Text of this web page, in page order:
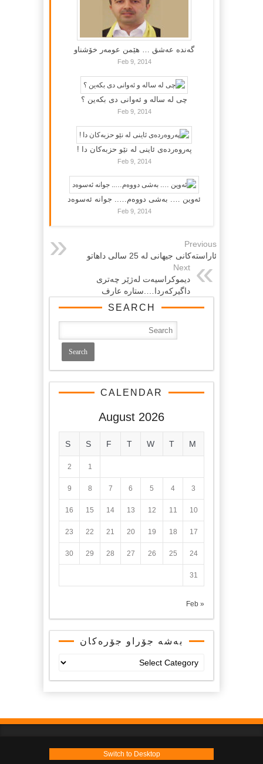
گه‌نده‌ عه‌شق … هێمن عومه‌ر خۆشناو
Feb 9, 2014
چی لە سالە و ئەوانی دی بكەین ؟
Feb 9, 2014
پەروەردەی ئاینی لە نێو حزبەکان دا !
Feb 9, 2014
ئەوین …. بەشی دووەم….. جوانە ئەسوەد
Feb 9, 2014
Previous
ئاراسته‌کانی جیهانی له‌ 25 سالی داهاتو
Next
دیموكراسیەت لەژێر چەتری
داگیركەردا….ستارە عارف
SEARCH
CALENDAR
August 2026
M
T
W
T
F
S
S
1
2
3
4
5
6
7
8
9
10
11
12
13
14
15
16
17
18
19
20
21
22
23
24
25
26
27
28
29
30
31
« Feb
بەشە جۆراو جۆرەکان
جۆرەکان
Switch to Desktop